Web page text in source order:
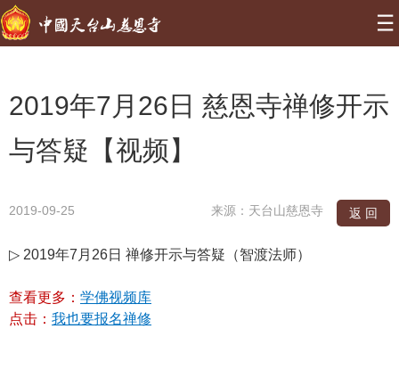
2019年7月26日 慈恩寺禅修开示
与答疑【视频】
2019-09-25 返 回
来源：天台山慈恩寺
▷ 2019年7月26日 禅修开示与答疑（智渡法师）
查看更多： 学佛视频库
点击： 我也要报名禅修